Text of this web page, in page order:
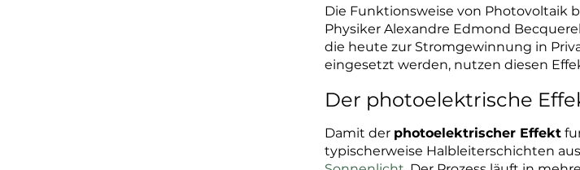
Die Funktionsweise von Photovoltaik
Physiker Alexandre Edmond
die heute zur Stromgewinnung in
eingesetzt werden, nutzen diesen
Der photoelektrische
Damit der photoelektrischer Effekt
typischerweise Halbleiterschichten